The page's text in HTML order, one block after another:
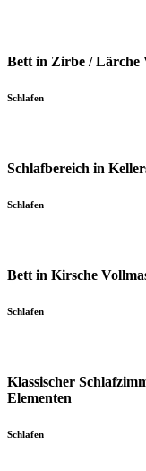
Bett in Zirbe / Lärche
Schlafen
Schlafbereich in
Schlafen
Bett in Kirsche
Schlafen
Klassischer
Elementen
Schlafen